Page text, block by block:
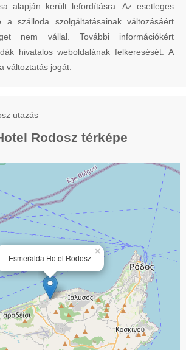
alapján került lefordításra. Az esetleges
a szálloda szolgáltatásainak változásáért
nem vállal. További információkért
hivatalos weboldalának felkeresését. A
változtatás jogát.
utazás
Rodosz térképe
Esmeralda Hotel Rodosz
×